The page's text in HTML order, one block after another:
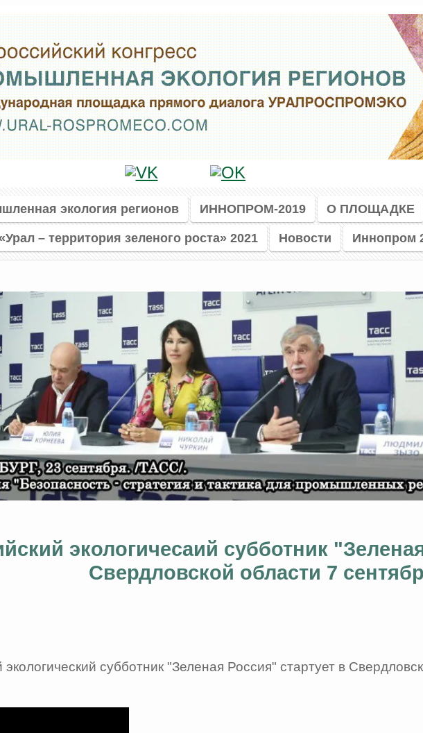
экология регионов ИННОПРОМ-2019
О ПЛОЩАДКЕ
– территория зеленого роста» 2021 Новости Иннопром
экологичесаий субботник
Свердловской области 7
экологический субботник "Зеленая Россия" стартует в